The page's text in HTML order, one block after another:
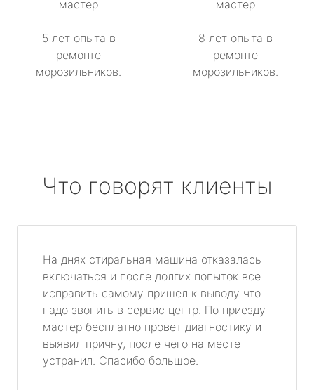
мастер
5 лет опыта в
ремонте
морозильников.
мастер
8 лет опыта в
ремонте
морозильников.
Что говорят клиенты
На днях стиральная машина отказалась
включаться и после долгих попыток все
исправить самому пришел к выводу что
надо звонить в сервис центр. По приезду
мастер бесплатно провет диагностику и
выявил причну, после чего на месте
устранил. Спасибо большое.